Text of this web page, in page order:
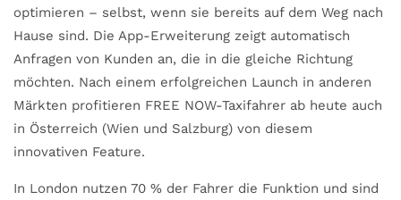
optimieren – selbst, wenn sie bereits auf dem Weg nach
Hause sind. Die App-Erweiterung zeigt automatisch
Anfragen von Kunden an, die in die gleiche Richtung
möchten. Nach einem erfolgreichen Launch in anderen
Märkten profitieren FREE NOW-Taxifahrer ab heute auch
in Österreich (Wien und Salzburg) von diesem
innovativen Feature.
In London nutzen 70 % der Fahrer die Funktion und sind